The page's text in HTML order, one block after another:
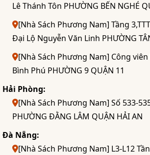
Lê Thánh Tôn PHƯỜNG BẾN NGHÉ
[Nhà Sách Phương Nam] Tầng
Đại Lộ Nguyễn Văn Linh PHƯỜNG
[Nhà Sách Phương Nam] Công
Bình Phú PHƯỜNG 9 QUẬN 11
Hải Phòng:
[Nhà Sách Phương Nam] Số 533-
PHƯỜNG ĐẰNG LÂM QUẬN HẢI AN
Đà Nẵng:
[Nhà Sách Phương Nam] L3-L12